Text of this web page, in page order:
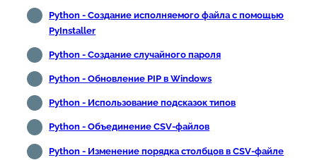
Python - Создание исполняемого файла с помощью
PyInstaller
Python - Создание случайного пароля
Python - Обновление PIP в Windows
Python - Использование подсказок типов
Python - Объединение CSV-файлов
Python - Изменение порядка столбцов в CSV-файле